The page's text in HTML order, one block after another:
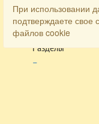
Разделы
Главная
При использовании
подтверждаете свое
файлов cookie